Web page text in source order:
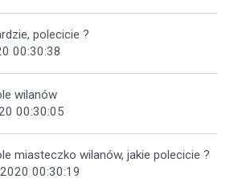
polecicie ?
00:30:38
wilanów
00:30:05
miasteczko wilanów, jakie polecicie ?
00:30:19